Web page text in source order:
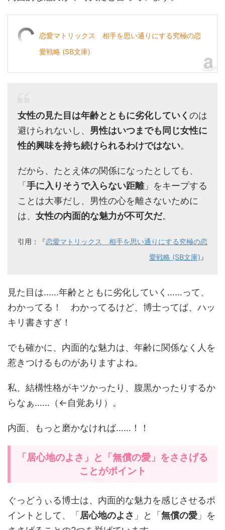
恋愛マトリックス 相手を思い通りにする究極の恋
愛戦略 (SB文庫)
女性の見た目は年齢とともに劣化していく のは
避けられないし、 男性はいつまでも同じ女性に
性的興味を持ち続けられるわけではない。
だから、たとえ体の関係になったとしても、
「手に入りそうで入らない距離」をキープする
ことは大事だし、男性の心を離さないために
は、 女性の内面的な魅力が不可欠だ。
引用：『恋愛マトリックス 相手を思い通りにする究極の恋
愛戦略 (SB文庫) 』
見た目は……年齢とともに劣化していく……って、
わかってる！ わかってるけど、博士ってば、ハッ
キリ書きすぎ！
でも確かに、内面的な魅力は、年齢に関係なく人を
惹きつけるものがありますよね。
私、結構性格がキツかったり、腹黒かったりするか
らなぁ……（←自覚あり）。
内面、もっと磨かなければ……！！
「居心地のよさ」と「無償の愛」をささげる
ことがポイント
ぐっどうぃる博士は、内面的な魅力を感じさせるポ
イントとして、「居心地のよさ 」と「無償の愛 」を